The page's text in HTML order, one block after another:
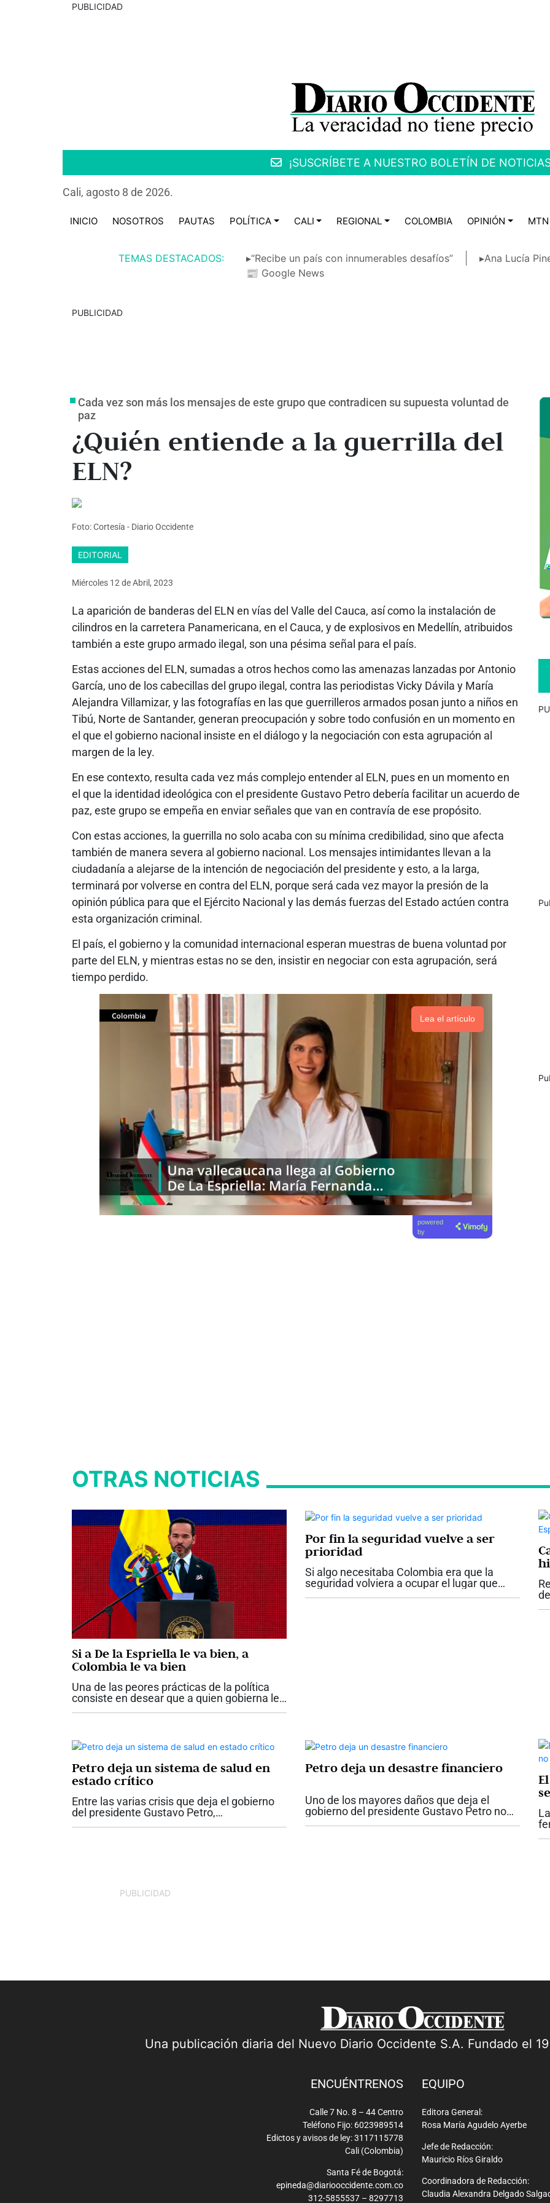
PUBLICIDAD
¡SUSCRÍBETE A NUESTRO BOLETÍN DE
Cali, agosto 8 de 2026.
INICIO NOSOTROS PAUTAS POLÍTICA CALI REGIONAL COLOMBIA OPINIÓN MTN
TEMAS DESTACADOS: ▸“Recibe un país con innumerables desafíos”
▸Ana Lucía
📰 Google News
PUBLICIDAD
Cada vez son más los mensajes de este grupo que contradicen su supuesta voluntad de
paz
¿Quién entiende a la guerrilla del
ELN?
Foto: Cortesía - Diario Occidente
EDITORIAL
Miércoles 12 deAbril, 2023
La aparición de banderas del ELN en vías del Valle del Cauca, así como la instalación de
cilindros en la carretera Panamericana, en el Cauca, y de explosivos en Medellín, atribuidos
también a este grupo armado ilegal, son una pésima señal para el país.
Estas acciones del ELN, sumadas a otros hechos como las amenazas lanzadas por Antonio
García, uno de los cabecillas del grupo ilegal, contra las periodistas Vicky Dávila y María
Alejandra Villamizar, y las fotografías en las que guerrilleros armados posan junto a niños en
Tibú, Norte de Santander, generan preocupación y sobre todo confusión en un momento en
el que el gobierno nacional insiste en el diálogo y la negociación con esta agrupación al
margen de la ley.
En ese contexto, resulta cada vez más complejo entender al ELN, pues en un momento en
el que la identidad ideológica con el presidente Gustavo Petro debería facilitar un acuerdo de
paz, este grupo se empeña en enviar señales que van en contravía de ese propósito.
Con estas acciones, la guerrilla no solo acaba con su mínima credibilidad, sino que afecta
también de manera severa al gobierno nacional. Los mensajes intimidantes llevan a la
ciudadanía a alejarse de la intención de negociación del presidente y esto, a la larga,
terminará por volverse en contra del ELN, porque será cada vez mayor la presión de la
opinión pública para que el Ejército Nacional y las demás fuerzas del Estado actúen contra
esta organización criminal.
El país, el gobierno y la comunidad internacional esperan muestras de buena voluntad por
parte del ELN, y mientras estas no se den, insistir en negociar con esta agrupación, será
tiempo perdido.
Lea el artículo
powered
by
OTRAS NOTICIAS
Si a De la Espriella le va bien, a
Colombia le va bien
Una de las peores prácticas de la política
consiste en desear que a quien gobierna le
vaya mal para después presentarse ante
Por fin la seguridad vuelve a ser
prioridad
Si algo necesitaba Colombia era que la
seguridad volviera a ocupar el lugar que
Petro deja un sistema de salud en
estado crítico
Entre las varias crisis que deja el gobierno
del presidente Gustavo Petro,
Petro deja un desastre financiero
Uno de los mayores daños que deja el
gobierno del presidente Gustavo Petro no
PUBLICIDAD
Una publicación diaria del Nuevo Diario Occidente S.A. Fundado el
ENCUÉNTRENOS
Calle 7 No. 8 – 44 Centro
Teléfono Fijo: 6023989514
Edictos y avisos de ley: 3117115778
Cali (Colombia)
Santa Fé de Bogotá:
epineda@diariooccidente.com.co
312-5855537 – 8297713
EQUIPO
Editora General:
Rosa María Agudelo Ayerbe
Jefe de Redacción:
Mauricio Ríos Giraldo
Coordinadora de Redacción:
Claudia Alexandra Delgado